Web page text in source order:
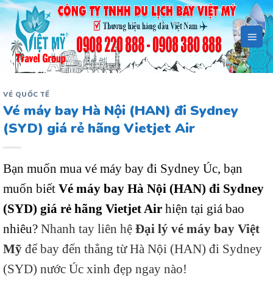
Bỏ
qua
dung
VÉ QUỐC TẾ
Vé máy bay Hà Nội (HAN) đi Sydney
(SYD) giá rẻ hãng Vietjet Air
Bạn muốn mua vé máy bay đi Sydney Úc, bạn
muốn biết Vé máy bay Hà Nội (HAN) đi Sydney
(SYD) giá rẻ hãng Vietjet Air hiện tại giá bao
nhiêu? Nhanh tay liên hệ Đại lý vé máy bay Việt
Mỹ để bay đến thẳng từ Hà Nội (HAN) đi Sydney
(SYD) nước Úc xinh đẹp ngay nào!